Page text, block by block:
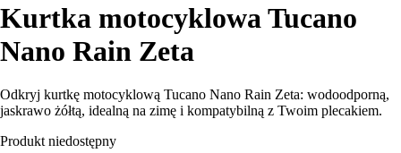
Kurtka motocyklowa Tucano
Nano Rain Zeta
Odkryj kurtkę motocyklową Tucano Nano Rain Zeta: wodoodporną,
jaskrawo żółtą, idealną na zimę i kompatybilną z Twoim plecakiem.
Produkt niedostępny